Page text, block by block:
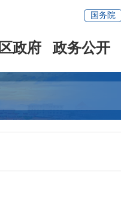
国务院
区政府 政务公开